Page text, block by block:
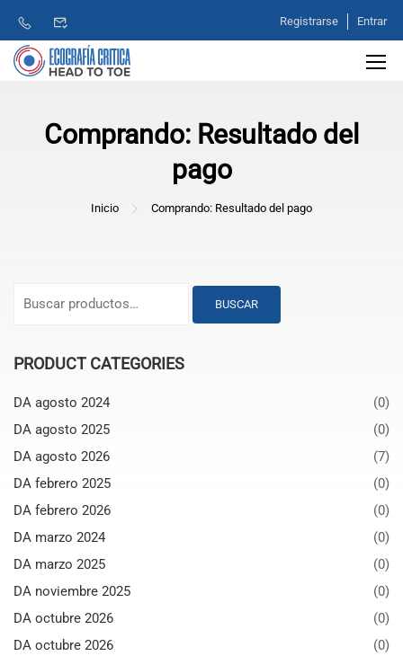
Registrarse Entrar
Comprando: Resultado del
pago
Inicio Comprando: Resultado del pago
BUSCAR
PRODUCT CATEGORIES
DA agosto 2024
(0)
DA agosto 2025
(0)
DA agosto 2026
(7)
DA febrero 2025
(0)
DA febrero 2026
(0)
DA marzo 2024
(0)
DA marzo 2025
(0)
DA noviembre 2025
(0)
DA octubre 2026
(0)
DA octubre 2026
(0)